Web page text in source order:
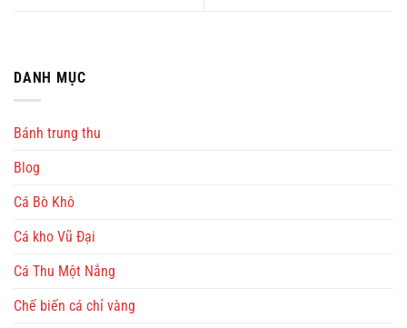
DANH MỤC
Bánh trung thu
Blog
Cá Bò Khô
Cá kho Vũ Đại
Cá Thu Một Nắng
Chế biến cá chỉ vàng